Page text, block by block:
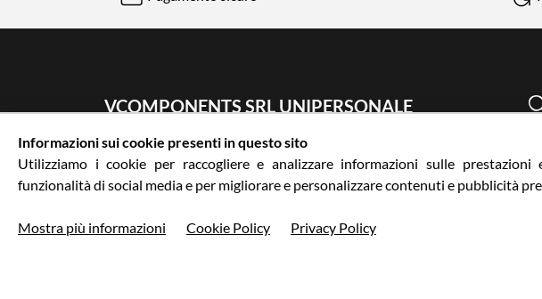
VCOMPONENTS SRL UNIPERSONALE
Via Galileo Galilei 5 | Verano Brianza (MB) 20843 | ITALY
0362-805407-info@valtermoto.com
Informazioni sui cookie presenti in questo sito
Utilizziamo i cookie per raccogliere e analizzare informazioni sulle
funzionalità di social media e per migliorare e personalizzare contenuti e pubblicità
Mostra più informazioni Cookie Policy Privacy Policy